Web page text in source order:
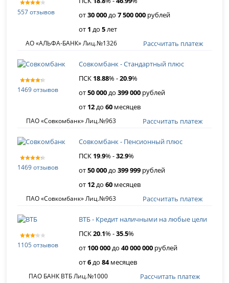
557 отзывов
от30 000до7 500 000 рублей
от 1 до5лет
АО «АЛЬФА-БАНК» Лиц.№1326 Рассчитать платеж
1469 отзывов
Совкомбанк - Стандартный плюс
ПСК 18.88% -20.9%
от50 000до399 000 рублей
от 12до60 месяцев
ПАО «Совкомбанк» Лиц.№963 Рассчитать платеж
1469 отзывов
Совкомбанк - Пенсионный плюс
ПСК 19.9% -32.9%
от50 000до399 999 рублей
от 12до60 месяцев
ПАО «Совкомбанк» Лиц.№963 Рассчитать платеж
1105 отзывов
ВТБ - Кредит наличными на любые цели
ПСК20.1% -35.5%
от 100 000до40 000 000 рублей
от6до84месяцев
ПАО БАНК ВТБ Лиц.№1000 Рассчитать платеж